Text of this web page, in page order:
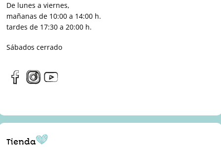
De lunes a viernes,
mañanas de 10:00 a 14:00 h.
tardes de 17:30 a 20:00 h.
Sábados cerrado
Tienda